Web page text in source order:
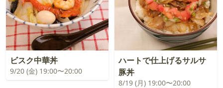
ビスク中華丼
9/20 (金) 19:00〜20:00
ハートで仕上げるサルサ
豚丼
8/19 (月) 19:00〜20:00